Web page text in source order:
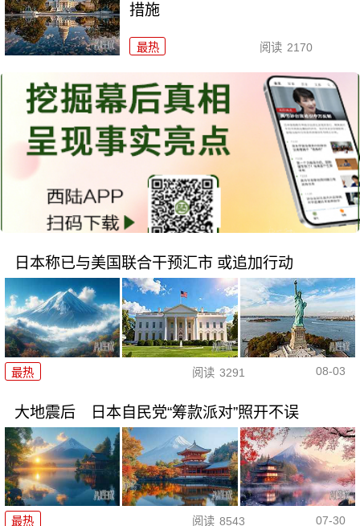
措施
最热 阅读 2170
日本称已与美国联合干预汇市 或追加行动
最热 阅读 3291 08-03
大地震后 日本自民党“筹款派对”照开不误
最热 阅读 8543 07-30